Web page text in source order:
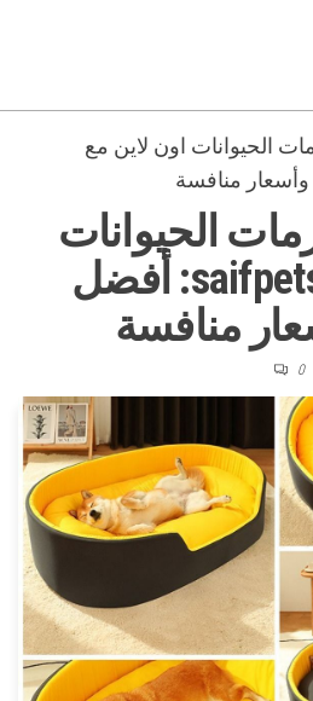
الحيوانات اون لاين مع
الحيوانات
اون لاين مع saifpets: أفضل
منافسة
0